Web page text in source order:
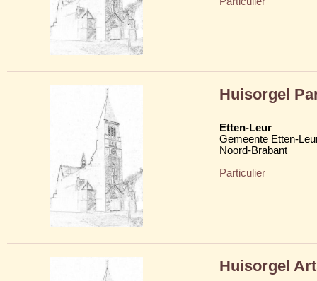
Huisorgel
Etten-Leur
Gemeente Etten-
Noord-Brabant
Particulier
Huisorgel